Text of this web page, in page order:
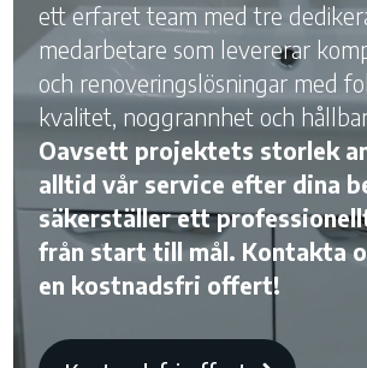
ett erfaret team med tre
medarbetare som levererar
och renoveringslösningar med
kvalitet, noggrannhet och
Oavsett projektets storlek
alltid vår service efter dina
säkerställer ett
från start till mål. Kontakta
en kostnadsfri offert!